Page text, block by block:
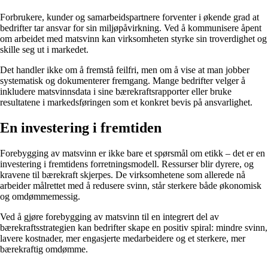
Forbrukere, kunder og samarbeidspartnere forventer i økende grad at
bedrifter tar ansvar for sin miljøpåvirkning. Ved å kommunisere åpent
om arbeidet med matsvinn kan virksomheten styrke sin troverdighet og
skille seg ut i markedet.
Det handler ikke om å fremstå feilfri, men om å vise at man jobber
systematisk og dokumenterer fremgang. Mange bedrifter velger å
inkludere matsvinnsdata i sine bærekraftsrapporter eller bruke
resultatene i markedsføringen som et konkret bevis på ansvarlighet.
En investering i fremtiden
Forebygging av matsvinn er ikke bare et spørsmål om etikk – det er en
investering i fremtidens forretningsmodell. Ressurser blir dyrere, og
kravene til bærekraft skjerpes. De virksomhetene som allerede nå
arbeider målrettet med å redusere svinn, står sterkere både økonomisk
og omdømmemessig.
Ved å gjøre forebygging av matsvinn til en integrert del av
bærekraftsstrategien kan bedrifter skape en positiv spiral: mindre svinn,
lavere kostnader, mer engasjerte medarbeidere og et sterkere, mer
bærekraftig omdømme.